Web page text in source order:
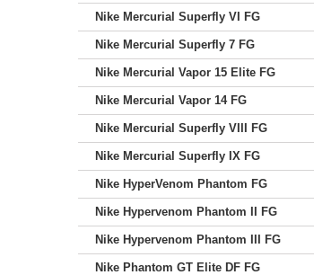
Nike Mercurial Superfly VI FG
Nike Mercurial Superfly 7 FG
Nike Mercurial Vapor 15 Elite FG
Nike Mercurial Vapor 14 FG
Nike Mercurial Superfly VIII FG
Nike Mercurial Superfly IX FG
Nike HyperVenom Phantom FG
Nike Hypervenom Phantom II FG
Nike Hypervenom Phantom III FG
Nike Phantom GT Elite DF FG